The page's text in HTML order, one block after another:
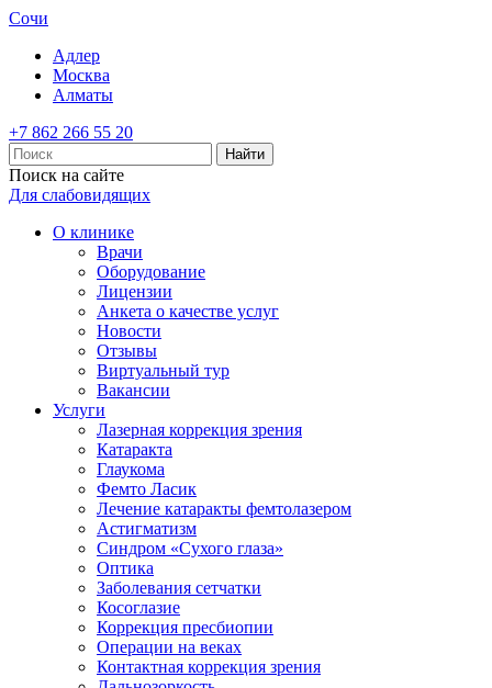
Сочи
Адлер
Москва
Алматы
+7 862 266 55 20
Найти
Поиск на сайте
Для слабовидящих
О клинике
Врачи
Оборудование
Лицензии
Анкета о качестве услуг
Новости
Отзывы
Виртуальный тур
Вакансии
Услуги
Лазерная коррекция зрения
Катаракта
Глаукома
Фемто Ласик
Лечение катаракты фемтолазером
Астигматизм
Синдром «Сухого глаза»
Оптика
Заболевания сетчатки
Косоглазие
Коррекция пресбиопии
Операции на веках
Контактная коррекция зрения